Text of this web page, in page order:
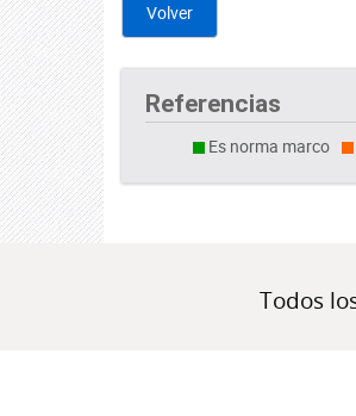
Volver
Referencias
Es norma marco